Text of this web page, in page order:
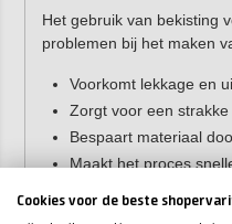
Het gebruik van bekisting
problemen bij het maken
Voorkomt lekkage en
Zorgt voor een strakke
Bespaart materiaal
Maakt het proces
Verhoogt de kwaliteit
mal.
Cookies voor de beste